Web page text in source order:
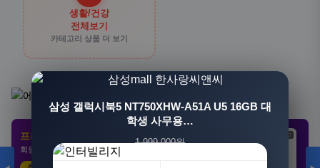
생활/건강
전체보기
카테고리 상품 더 보기
프리미엄 제휴 사이트
회원 전용 특가 · 놓치면 손해
광고
[3+1] 동국제약 마이핏 V 활성엽산 임신준비 임산
부영양 30정, 4개
100,000원
삼성 갤럭시북5 NT750XHW-A51A U5 16GB 대
학생 사무용…
1,999,000원